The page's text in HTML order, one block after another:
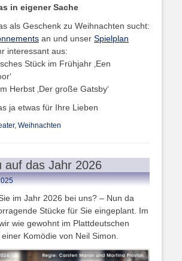
in eigener Sache
als Geschenk zu Weihnachten sucht:
an und unser Spielplan
interessant aus:
Stück im Frühjahr ‚Een
Herbst ‚Der große Gatsby‘
ja etwas für Ihre Lieben
, Weihnachten
auf das Jahr 2026
im Jahr 2026 bei uns? – Nun da
Stücke für Sie eingeplant. Im
wie gewohnt im Plattdeutschen
Komödie von Neil Simon.